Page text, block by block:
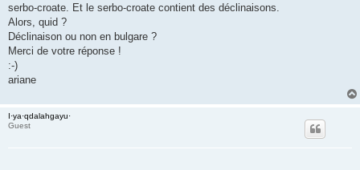
serbo-croate. Et le serbo-croate contient des déclinaisons.
Alors, quid ?
Déclinaison ou non en bulgare ?
Merci de votre réponse !
:-)
ariane
I·ya·qdalahgayu·
Guest